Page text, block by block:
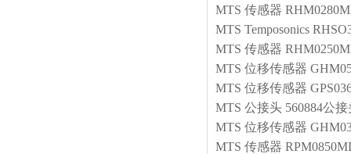
MTS 传感器
MTS Temposonics
MTS 传感器
MTS 位移传感器
MTS 位移传感器
MTS 公接头 560884公接
MTS 位移传感器
MTS 传感器